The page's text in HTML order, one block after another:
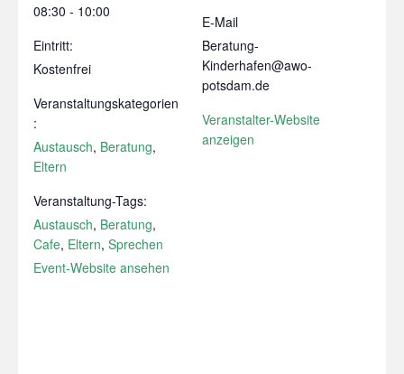
08:30 - 10:00
Eintritt:
Kostenfrei
Veranstaltungskategorien
:
Austausch, Beratung,
Eltern
Veranstaltung-Tags:
Austausch, Beratung,
Cafe, Eltern, Sprechen
Event-Website ansehen
E-Mail
Beratung-
Kinderhafen@awo-
potsdam.de
Veranstalter-Website
anzeigen